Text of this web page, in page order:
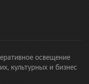
освещение
культурных и бизнес